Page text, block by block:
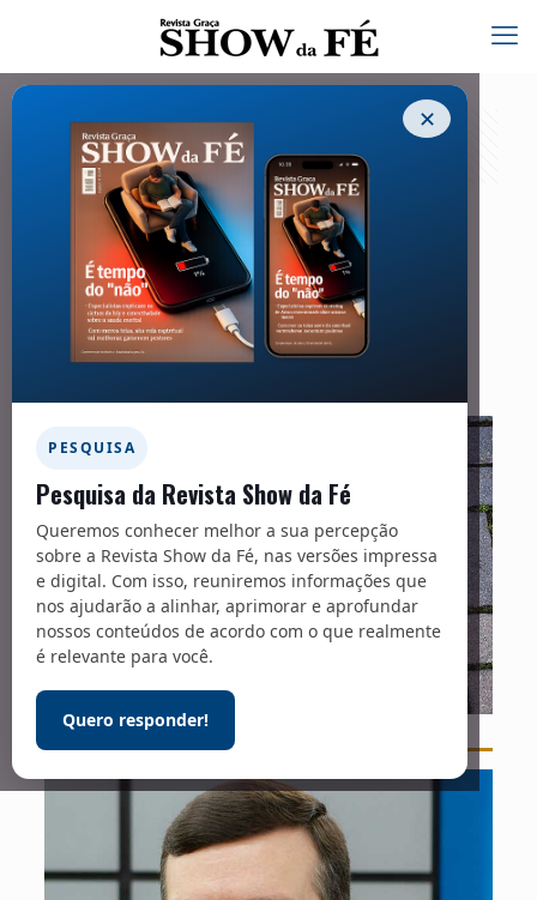
✕
PESQUISA
Pesquisa da Revista Show da Fé
Queremos conhecer melhor a sua percepção
sobre a Revista Show da Fé, nas versões impressa
e digital. Com isso, reuniremos informações que
nos ajudarão a alinhar, aprimorar e aprofundar
nossos conteúdos de acordo com o que realmente
é relevante para você.
Quero responder!
Família – 273
01/04/2022
Facebook Twitter
Messenger
Foto: Miguel A. Amutio / Unsplash